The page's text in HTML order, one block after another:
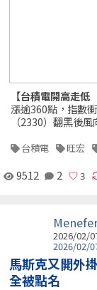
【台積電開高走
漲逾360點，指數
（2330）翻黑後
台積電 旺宏
9512 2
2026/02/
2026/02/
馬斯克又開外
全被點名